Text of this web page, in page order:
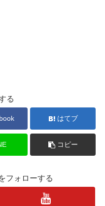
る
はてブ
コピー
フォローする